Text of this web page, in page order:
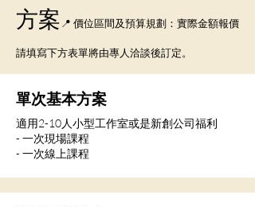
方案 📍 價位區間及預算規劃：實際金額報價
請填寫下方表單將由專人洽談後訂定。
單次基本方案
適用2-10人小型工作室或是新創公司福利
- 一次現場課程
- 一次線上課程